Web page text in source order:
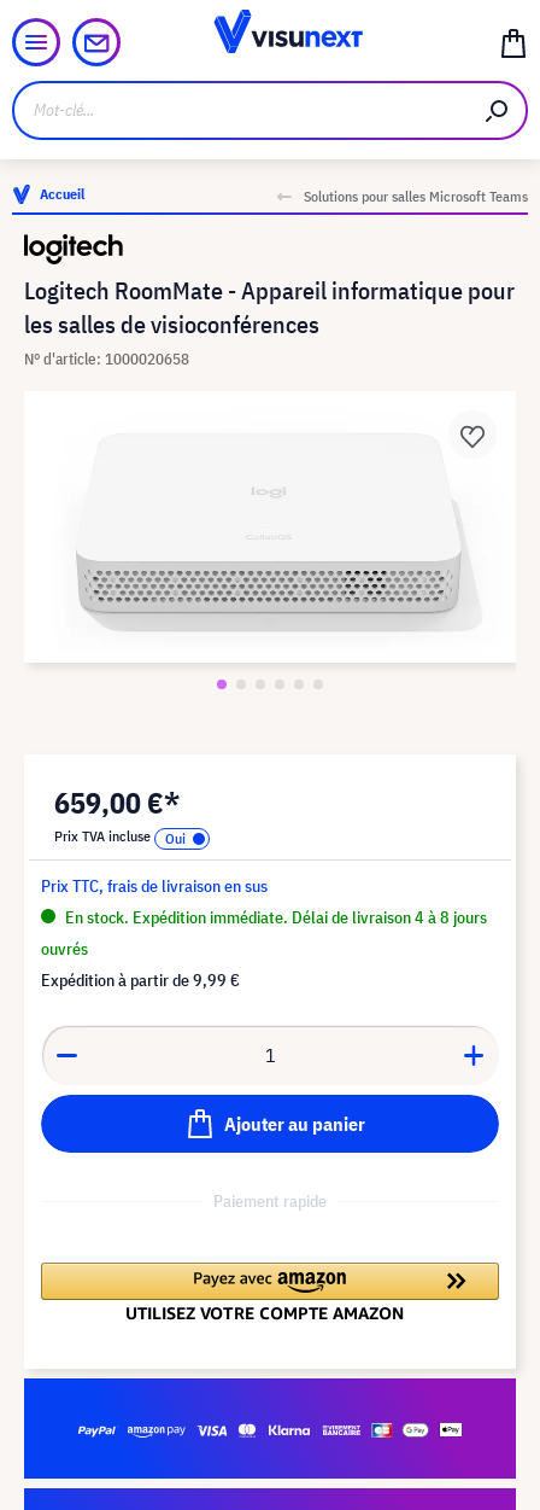
Accueil Solutions pour salles Microsoft Teams
Logitech RoomMate - Appareil informatique pour
les salles de visioconférences
N° d'article: 1000020658
659,00 €*
Prix TVA incluse
Prix TTC, frais de livraison en sus
En stock. Expédition immédiate. Délai de livraison 4 à 8 jours
ouvrés
Expédition à partir de9,99 €
Ajouter au panier
Paiement rapide